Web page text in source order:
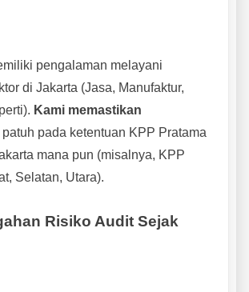
pengalaman melayani
di Jakarta (Jasa, Manufaktur,
Kami memastikan
pada ketentuan KPP Pratama
mana pun (misalnya, KPP
Selatan, Utara).
Risiko Audit Sejak